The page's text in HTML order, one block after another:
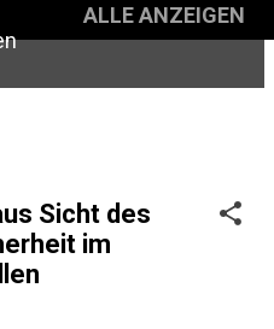
ALLE ANZEIGEN
Sicht des
im